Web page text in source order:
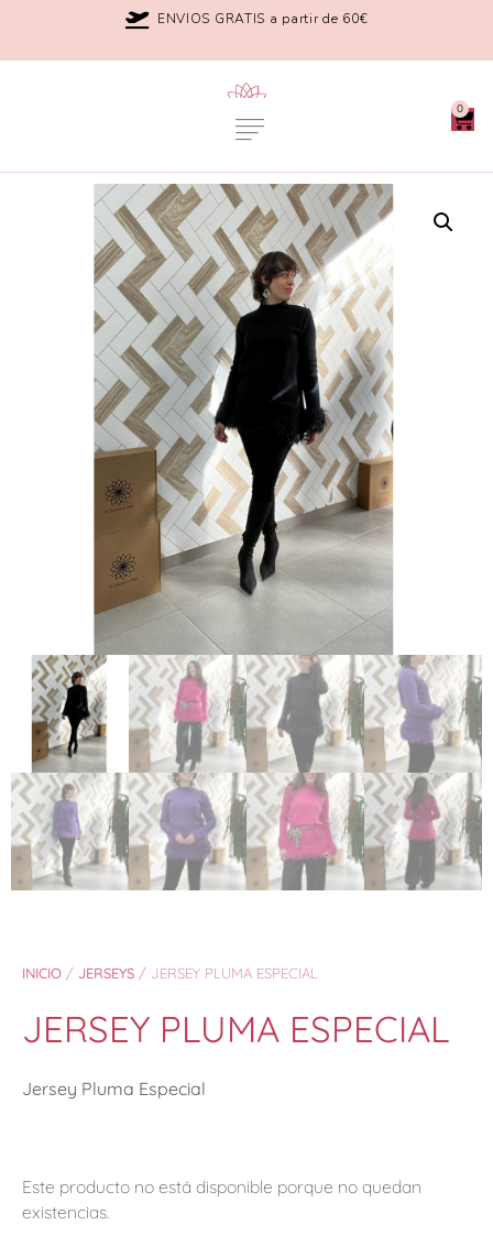
ENVIOS GRATIS a partir de 60€
0
INICIO / JERSEYS / JERSEY PLUMA ESPECIAL
JERSEY PLUMA ESPECIAL
Jersey Pluma Especial
Este producto no está disponible porque no quedan
existencias.